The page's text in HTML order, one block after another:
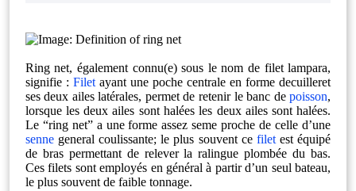
Ring net, également connu(e) sous le nom de filet lampara,
signifie : Filetayant une poche centrale en forme decuilleret
ses deux ailes latérales, permet de retenir le banc depoisson,
lorsque les deux ailes sont halées les deux ailes sont halées.
Le “ring net” a une forme assez seme proche de celle d’une
sennegeneral coulissante; le plus souvent cefilet est équipé
de bras permettant de relever la ralingue plombée du bas.
Ces filets sont employés en général à partir d’un seul bateau,
le plus souvent de faible tonnage.